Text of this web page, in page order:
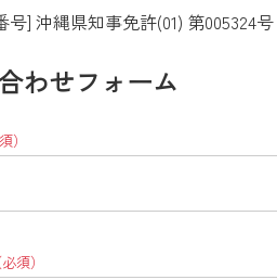
号] 沖縄県知事免許(01) 第005324号
わせフォーム
）
必須）